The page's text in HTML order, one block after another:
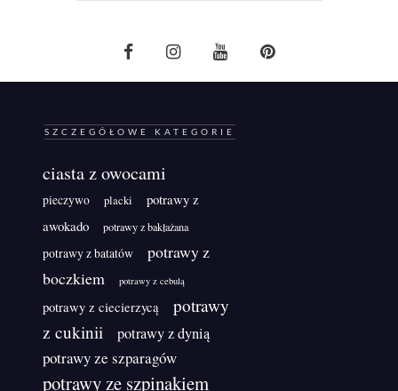
SZCZEGÓŁOWE KATEGORIE
ciasta z owocami
pieczywo placki
potrawy z
awokado
potrawy z bakłażana
potrawy z batatów
potrawy z
boczkiem
potrawy z cebulą
potrawy z ciecierzycą
potrawy
z cukinii
potrawy z dynią
potrawy ze szparagów
potrawy ze szpinakiem